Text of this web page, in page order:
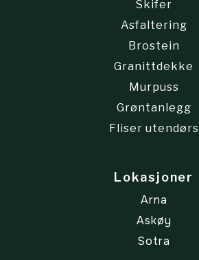
Skifer
Asfaltering
Brostein
Granittdekke
Murpuss
Grøntanlegg
Fliser utendørs
Lokasjoner
Arna
Askøy
Sotra